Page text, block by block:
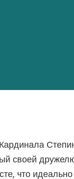
своей
что